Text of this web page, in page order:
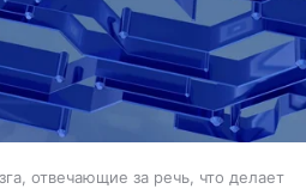
отвечающие за речь, что делает